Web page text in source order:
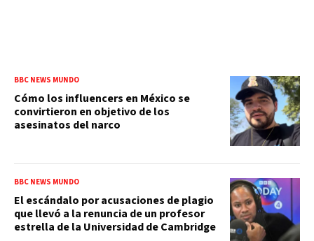
BBC NEWS MUNDO
Cómo los influencers en México se
convirtieron en objetivo de los
asesinatos del narco
BBC NEWS MUNDO
El escándalo por acusaciones de plagio
que llevó a la renuncia de un profesor
estrella de la Universidad de Cambridge